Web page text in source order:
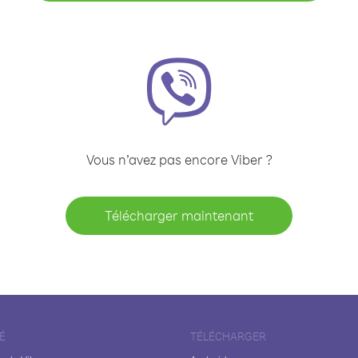
Vous n’avez pas encore Viber ?
Télécharger maintenant
TÉLÉCHARGER